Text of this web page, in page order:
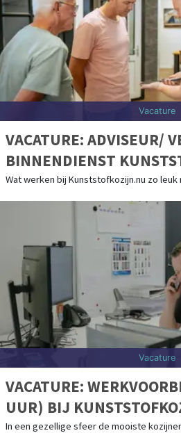
Vacature
VACATURE: ADVISEUR/
BINNENDIENST
(40 UUR)
Wat werken bij Kunststofkozijn.nu zo leuk
Vacature
VACATURE:
UUR) BIJ
In een gezellige sfeer de mooiste